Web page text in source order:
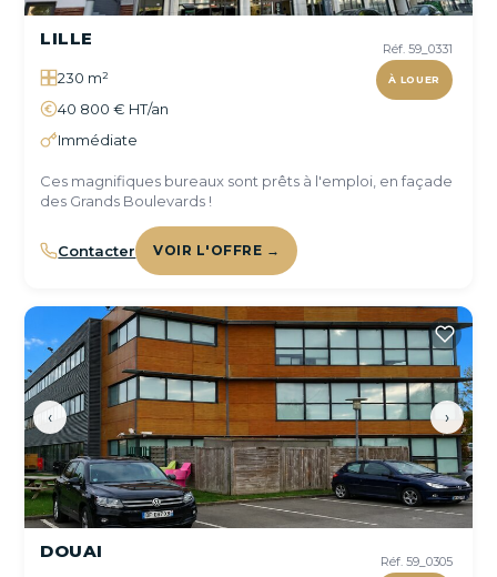
Réf. 59_0331
À LOUER
LILLE
230 m²
40 800 € HT/an
Immédiate
Ces magnifiques bureaux sont prêts à l'emploi, en façade
des Grands Boulevards !
Contacter VOIR L'OFFRE →
‹ ›
Réf. 59_0305
DOUAI